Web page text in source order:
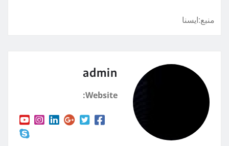
منبع:ايسنا
admin
Website: